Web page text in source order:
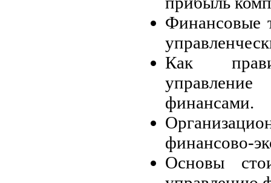
Финансовые
Как
финансами.
финансово-
Основы